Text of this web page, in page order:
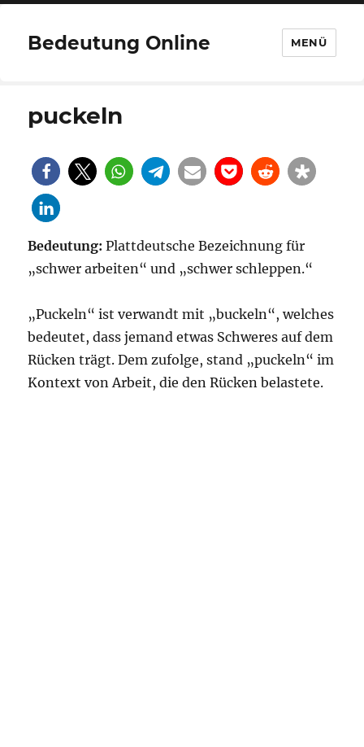
Bedeutung Online MENÜ
puckeln
Bedeutung: Plattdeutsche Bezeichnung für
„schwer arbeiten“ und „schwer schleppen.“
„Puckeln“ ist verwandt mit „buckeln“, welches
bedeutet, dass jemand etwas Schweres auf dem
Rücken trägt. Dem zufolge, stand „puckeln“ im
Kontext von Arbeit, die den Rücken belastete.